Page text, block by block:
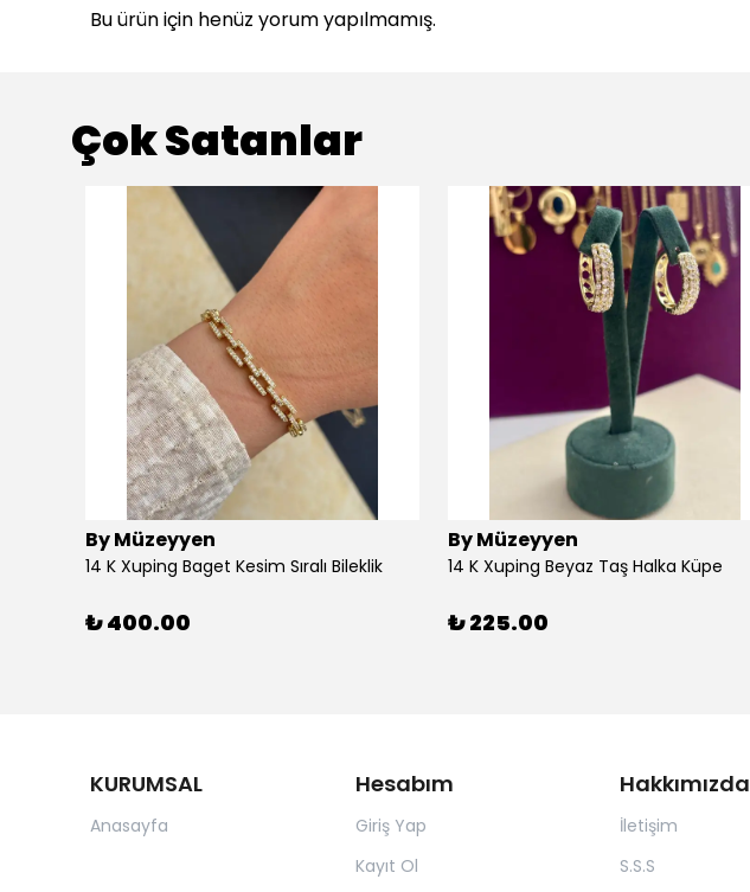
Bu ürün için henüz yorum yapılmamış.
Çok Satanlar
By Müzeyyen
14 K Xuping Baget Kesim Sıralı Bileklik
₺ 400.00
By Müzeyyen
14 K Xuping Beyaz Taş Halka Küpe
₺ 225.00
KURUMSAL
Anasayfa
Hesabım
Giriş Yap
Kayıt Ol
Hakkımızda
İletişim
S.S.S